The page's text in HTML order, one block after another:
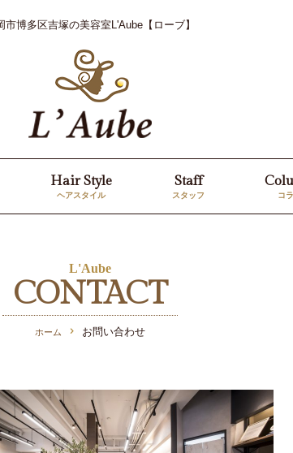
市博多区吉塚の美容室L'Aube【ローブ】
Hair Style
ヘアスタイル
Staff
スタッフ コ
L'Aube
CONTACT
ホーム お問い合わせ